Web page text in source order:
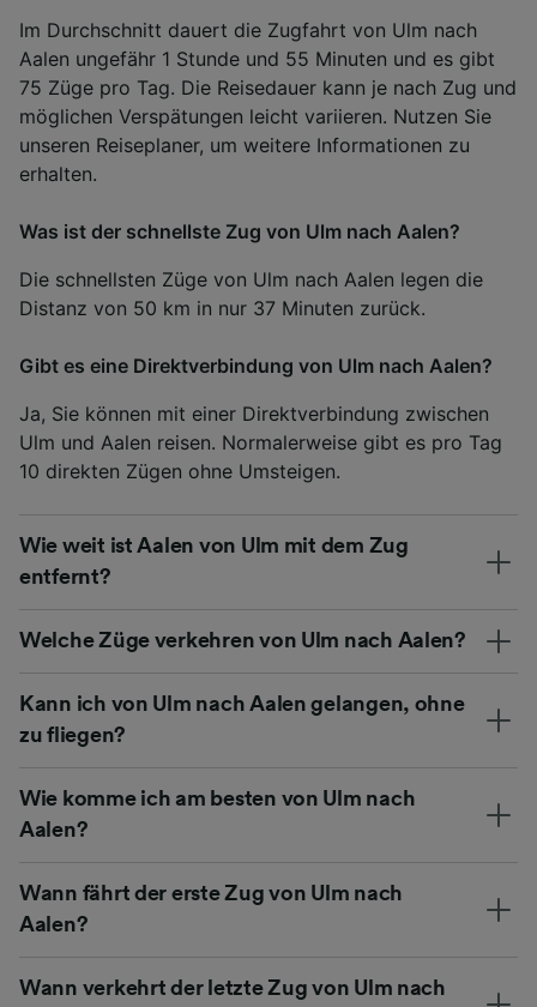
Im Durchschnitt dauert die Zugfahrt von Ulm nach
Aalen ungefähr 1 Stunde und 55 Minuten und es gibt
75 Züge pro Tag. Die Reisedauer kann je nach Zug und
möglichen Verspätungen leicht variieren. Nutzen Sie
unseren Reiseplaner, um weitere Informationen zu
erhalten.
Was ist der schnellste Zug von Ulm nach Aalen?
Die schnellsten Züge von Ulm nach Aalen legen die
Distanz von 50 km in nur 37 Minuten zurück.
Gibt es eine Direktverbindung von Ulm nach Aalen?
Ja, Sie können mit einer Direktverbindung zwischen
Ulm und Aalen reisen. Normalerweise gibt es pro Tag
10 direkten Zügen ohne Umsteigen.
Wie weit ist Aalen von Ulm mit dem Zug
entfernt?
Welche Züge verkehren von Ulm nach Aalen?
Kann ich von Ulm nach Aalen gelangen, ohne
zu fliegen?
Wie komme ich am besten von Ulm nach
Aalen?
Wann fährt der erste Zug von Ulm nach
Aalen?
Wann verkehrt der letzte Zug von Ulm nach